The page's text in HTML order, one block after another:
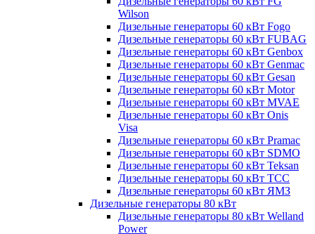
Wilson
Дизельные генераторы 60 кВт Fogo
Дизельные генераторы 60 кВт FUBAG
Дизельные генераторы 60 кВт Genbox
Дизельные генераторы 60 кВт Genmac
Дизельные генераторы 60 кВт Gesan
Дизельные генераторы 60 кВт Motor
Дизельные генераторы 60 кВт MVAE
Дизельные генераторы 60 кВт Onis
Visa
Дизельные генераторы 60 кВт Pramac
Дизельные генераторы 60 кВт SDMO
Дизельные генераторы 60 кВт Teksan
Дизельные генераторы 60 кВт ТСС
Дизельные генераторы 60 кВт ЯМЗ
Дизельные генераторы 80 кВт
Дизельные генераторы 80 кВт Welland
Power